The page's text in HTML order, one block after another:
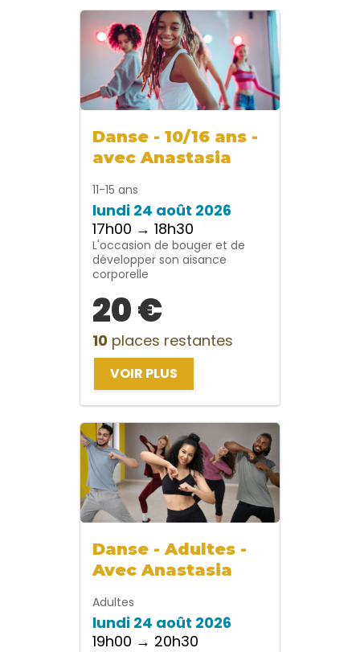
Danse - 10/16 ans -
avec Anastasia
11-15 ans
lundi 24 août 2026
17h00 → 18h30
L'occasion de bouger et de
développer son aisance
corporelle
20 €
10 places restantes
VOIR PLUS
Danse - Adultes -
Avec Anastasia
Adultes
lundi 24 août 2026
19h00 → 20h30